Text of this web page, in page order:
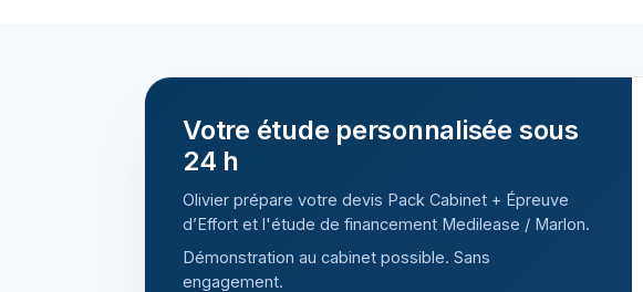
Votre étude personnalisée sous
24 h
Olivier prépare votre devis Pack Cabinet + Épreuve
d’Effort et l'étude de financement Medilease / Marlon.
Démonstration au cabinet possible. Sans
engagement.